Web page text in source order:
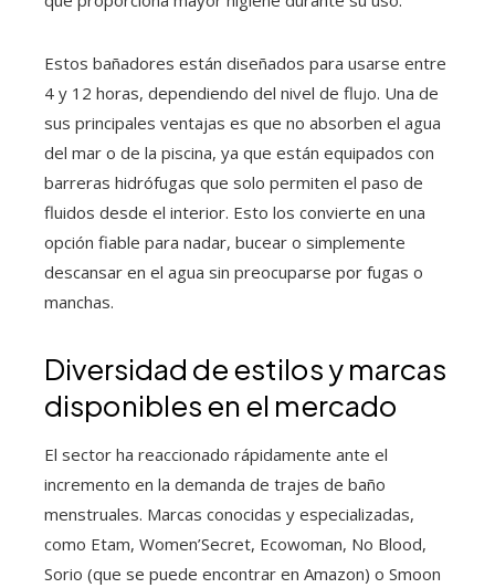
Estos bañadores están diseñados para usarse entre
4 y 12 horas, dependiendo del nivel de flujo. Una de
sus principales ventajas es que no absorben el agua
del mar o de la piscina, ya que están equipados con
barreras hidrófugas que solo permiten el paso de
fluidos desde el interior. Esto los convierte en una
opción fiable para nadar, bucear o simplemente
descansar en el agua sin preocuparse por fugas o
manchas.
Diversidad de estilos y marcas
disponibles en el mercado
El sector ha reaccionado rápidamente ante el
incremento en la demanda de trajes de baño
menstruales. Marcas conocidas y especializadas,
como Etam, Women’Secret, Ecowoman, No Blood,
Sorio (que se puede encontrar en Amazon) o Smoon